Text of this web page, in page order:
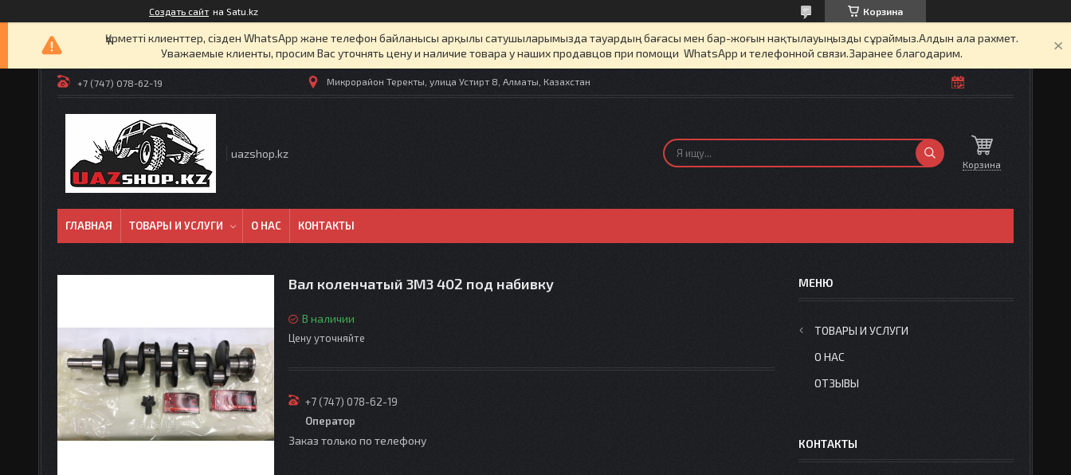
Создать сайт на Satu.kz Корзина
Құрметті клиенттер, сізден WhatsApp және телефон байланысы арқылы сатушыларымызда тауардың бағасы мен бар-жоғын нақтылауыңызды сұраймыз.Алдын ала рахмет.
Уважаемые клиенты, просим Вас уточнять цену и наличие товара у наших продавцов при помощи WhatsApp и телефонной связи.Заранее благодарим.
+7 (747) 078-62-19 Микрорайон Теректы, улица Устирт 8, Алматы, Казахстан
uazshop.kz
Корзина
ГЛАВНАЯ ТОВАРЫ И УСЛУГИ О НАС КОНТАКТЫ
Вал коленчатый ЗМЗ 402 под набивку
В наличии
Цену уточняйте
+7 (747) 078-62-19
Оператор
Заказ только по телефону
ТОВАРЫ И УСЛУГИ
О НАС
ОТЗЫВЫ
КОНТАКТЫ